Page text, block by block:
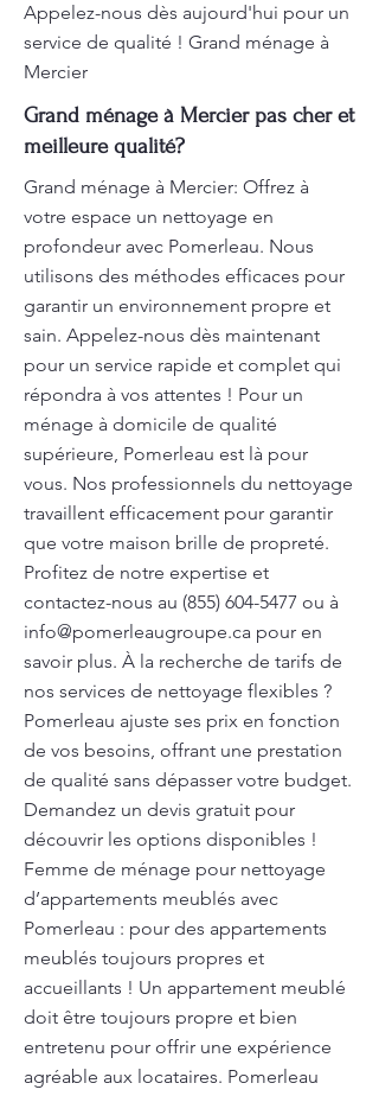
Appelez-nous dès aujourd'hui pour un
service de qualité ! Grand ménage à
Mercier
Grand ménage à Mercier pas cher et
meilleure qualité?
Grand ménage à Mercier: Offrez à
votre espace un nettoyage en
profondeur avec Pomerleau. Nous
utilisons des méthodes efficaces pour
garantir un environnement propre et
sain. Appelez-nous dès maintenant
pour un service rapide et complet qui
répondra à vos attentes ! Pour un
ménage à domicile de qualité
supérieure, Pomerleau est là pour
vous. Nos professionnels du nettoyage
travaillent efficacement pour garantir
que votre maison brille de propreté.
Profitez de notre expertise et
contactez-nous au (855) 604-5477 ou à
info@pomerleaugroupe.ca pour en
savoir plus. À la recherche de tarifs de
nos services de nettoyage flexibles ?
Pomerleau ajuste ses prix en fonction
de vos besoins, offrant une prestation
de qualité sans dépasser votre budget.
Demandez un devis gratuit pour
découvrir les options disponibles !
Femme de ménage pour nettoyage
d’appartements meublés avec
Pomerleau : pour des appartements
meublés toujours propres et
accueillants ! Un appartement meublé
doit être toujours propre et bien
entretenu pour offrir une expérience
agréable aux locataires. Pomerleau